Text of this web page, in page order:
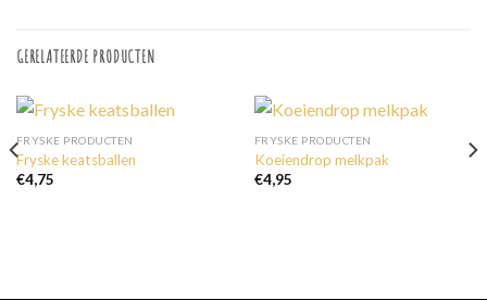
GERELATEERDE PRODUCTEN
FRYSKE PRODUCTEN
Fryske keatsballen
€4,75
FRYSKE PRODUCTEN
Koeiendrop melkpak
€4,95